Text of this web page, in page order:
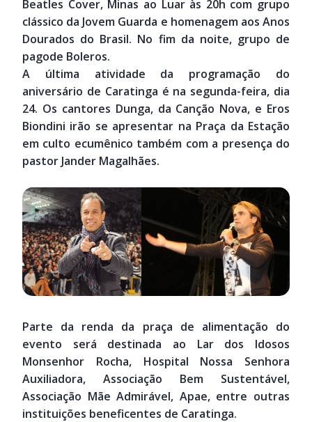
Beatles Cover, Minas ao Luar às 20h com grupo
clássico da Jovem Guarda e homenagem aos Anos
Dourados do Brasil. No fim da noite, grupo de
pagode Boleros.
A última atividade da programação do
aniversário de Caratinga é na segunda-feira, dia
24. Os cantores Dunga, da Canção Nova, e Eros
Biondini irão se apresentar na Praça da Estação
em culto ecumênico também com a presença do
pastor Jander Magalhães.
Parte da renda da praça de alimentação do
evento será destinada ao Lar dos Idosos
Monsenhor Rocha, Hospital Nossa Senhora
Auxiliadora, Associação Bem Sustentável,
Associação Mãe Admirável, Apae, entre outras
instituições beneficentes de Caratinga.